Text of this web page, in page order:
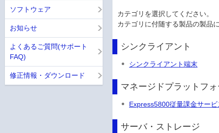
カテゴリを選択してください。
カテゴリに付随する製品の製品
シンクライアント
シンクライアント端末
マネージドプラットフ
Express5800従量課金サービ
サーバ・ストレージ
ソフトウェア
お知らせ
よくあるご質問(サポート
FAQ)
修正情報・ダウンロード